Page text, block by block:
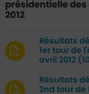
présidentielle des
2012
Résultats
1er tour de
avril 2012
Résultats
2nd tour de